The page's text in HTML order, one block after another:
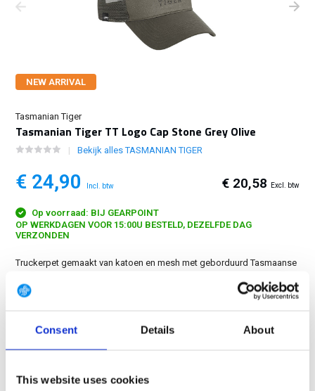
Consent Details About
This website uses cookies
NEW ARRIVAL
Tasmanian Tiger
Tasmanian Tiger TT Logo Cap Stone Grey Olive
Bekijk alles TASMANIAN TIGER
€ 24,90 Incl. btw € 20,58 Excl. btw
Op voorraad: BIJ GEARPOINT
OP WERKDAGEN VOOR 15:00U BESTELD, DEZELFDE DAG
VERZONDEN
Truckerpet gemaakt van katoen en mesh met geborduurd Tasmaanse
14 DAGEN RETOURTERMIJN
24/7 ONLINE WINKELEN